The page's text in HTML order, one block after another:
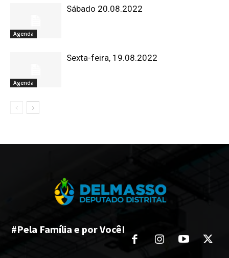
Agenda
Sábado 20.08.2022
Agenda
Sexta-feira, 19.08.2022
#Pela Família e por Você!